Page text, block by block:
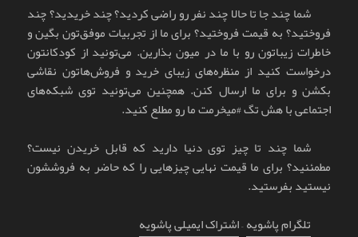
شما چند جا تا حالا چند نفر رو راضی کردید؟ چند خریدید؟ چند
فروختید؟ به قیمت فروختید؟ برای ما از تجربیات موفق‌تون بگین و
خاطرات زیباتون رو با ما در میون بذارین. می‌تونید از کودکانتون
درخواست کنید از منظره‌های زیبای خرید و فروش‌هاتون نقاشی
بکشن و برای ما ارسال کنن. همچنین می‌تونید توی شبکه‌های
اجتماعی با هش تگ #میخرمت ما رو مطلع کنید.
شما چند تا چیز توی دنیا دارید که قابل خریدن نیست؟
مطمئنید؟ برای ما قیمت نهایی چیزهایی را که حاضر به فروششون
نیستید بفرستید.
تلگرام پاشویه–اشتراک ایمیلی پاشویه